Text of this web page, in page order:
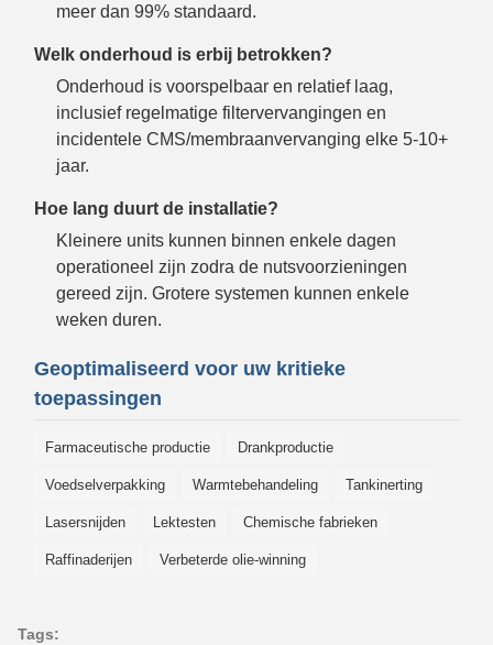
meer dan 99% standaard.
Welk onderhoud is erbij betrokken?
Onderhoud is voorspelbaar en relatief laag,
inclusief regelmatige filtervervangingen en
incidentele CMS/membraanvervanging elke 5-10+
jaar.
Hoe lang duurt de installatie?
Kleinere units kunnen binnen enkele dagen
operationeel zijn zodra de nutsvoorzieningen
gereed zijn. Grotere systemen kunnen enkele
weken duren.
Geoptimaliseerd voor uw kritieke
toepassingen
Farmaceutische productie Drankproductie
Voedselverpakking Warmtebehandeling Tankinerting
Lasersnijden Lektesten Chemische fabrieken
Raffinaderijen Verbeterde olie-winning
Tags: